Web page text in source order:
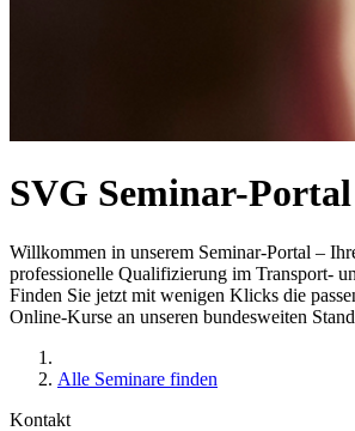
SVG Seminar-Portal
Willkommen in unserem Seminar-Portal –
professionelle Qualifizierung im Transport-
Finden Sie jetzt mit wenigen Klicks die
Online-Kurse an unseren bundesweiten
Alle Seminare finden
Kontakt